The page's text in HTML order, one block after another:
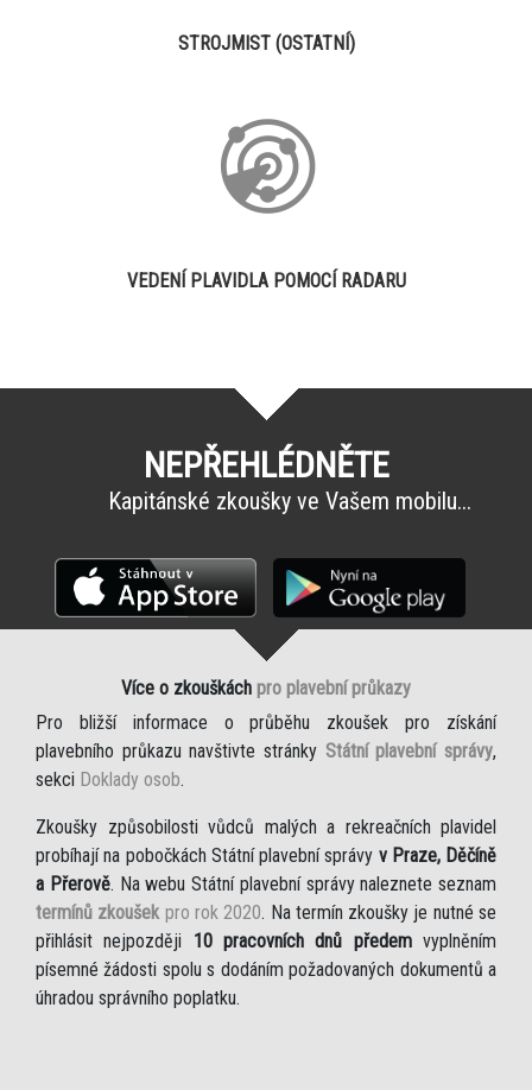
STROJMIST (OSTATNÍ)
VEDENÍ PLAVIDLA POMOCÍ RADARU
NEPŘEHLÉDNĚTE
Kapitánské zkoušky ve Vašem mobilu...
Více o zkouškách pro plavební průkazy
Pro bližší informace o průběhu zkoušek pro získání
plavebního průkazu navštivte stránky Státní plavební správy,
sekci Doklady osob.
Zkoušky způsobilosti vůdců malých a rekreačních plavidel
probíhají na pobočkách Státní plavební správy v Praze, Děčíně
a Přerově. Na webu Státní plavební správy naleznete seznam
termínů zkoušek pro rok 2020. Na termín zkoušky je nutné se
přihlásit nejpozději 10 pracovních dnů předemvyplněním
písemné žádosti spolu s dodáním požadovaných dokumentů a
úhradou správního poplatku.